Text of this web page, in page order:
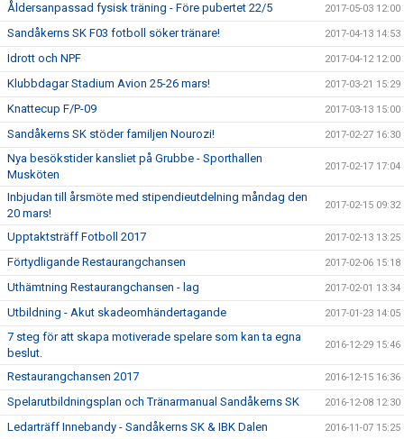
Åldersanpassad fysisk träning - Före pubertet 22/5 2017-05-03 12:00
Sandåkerns SK F03 fotboll söker tränare! 2017-04-13 14:53
Idrott och NPF 2017-04-12 12:00
Klubbdagar Stadium Avion 25-26 mars! 2017-03-21 15:29
Knattecup F/P-09 2017-03-13 15:00
Sandåkerns SK stöder familjen Nourozi! 2017-02-27 16:30
Nya besökstider kansliet på Grubbe - Sporthallen
Musköten
2017-02-17 17:04
Inbjudan till årsmöte med stipendieutdelning måndag den
20 mars!
2017-02-15 09:32
Upptaktsträff Fotboll 2017 2017-02-13 13:25
Förtydligande Restaurangchansen 2017-02-06 15:18
Uthämtning Restaurangchansen - lag 2017-02-01 13:34
Utbildning - Akut skadeomhändertagande 2017-01-23 14:05
7 steg för att skapa motiverade spelare som kan ta egna
beslut.
2016-12-29 15:46
Restaurangchansen 2017 2016-12-15 16:36
Spelarutbildningsplan och Tränarmanual Sandåkerns SK 2016-12-08 12:30
Ledarträff Innebandy - Sandåkerns SK & IBK Dalen 2016-11-07 15:25